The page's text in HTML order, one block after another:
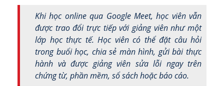
Khi học online qua Google Meet, học viên vẫn
được trao đổi trực tiếp với giảng viên như một
lớp học thực tế. Học viên có thể đặt câu hỏi
trong buổi học, chia sẻ màn hình, gửi bài thực
hành và được giảng viên sửa lỗi ngay trên
chứng từ, phần mềm, sổ sách hoặc báo cáo.